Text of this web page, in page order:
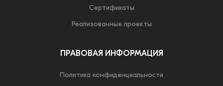
Сертификаты
Реализованные проекты
ПРАВОВАЯ ИНФОРМАЦИЯ
Политика конфиденциальности